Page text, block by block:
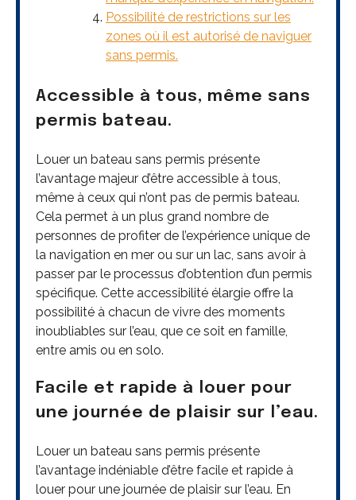
Possibilité de restrictions sur les
zones où il est autorisé de naviguer
sans permis.
Accessible à tous, même sans
permis bateau.
Louer un bateau sans permis présente
l’avantage majeur d’être accessible à tous,
même à ceux qui n’ont pas de permis bateau.
Cela permet à un plus grand nombre de
personnes de profiter de l’expérience unique de
la navigation en mer ou sur un lac, sans avoir à
passer par le processus d’obtention d’un permis
spécifique. Cette accessibilité élargie offre la
possibilité à chacun de vivre des moments
inoubliables sur l’eau, que ce soit en famille,
entre amis ou en solo.
Facile et rapide à louer pour
une journée de plaisir sur l’eau.
Louer un bateau sans permis présente
l’avantage indéniable d’être facile et rapide à
louer pour une journée de plaisir sur l’eau. En